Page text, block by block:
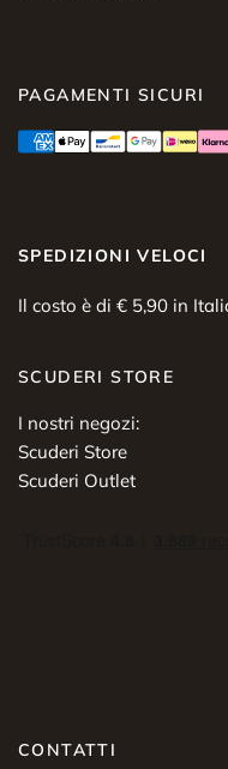
PAGAMENTI SICURI
SPEDIZIONI VELOCI
Il costo è di € 5,90 in
SCUDERI STORE
I nostri negozi:
Scuderi Store
Scuderi Outlet
CONTATTI